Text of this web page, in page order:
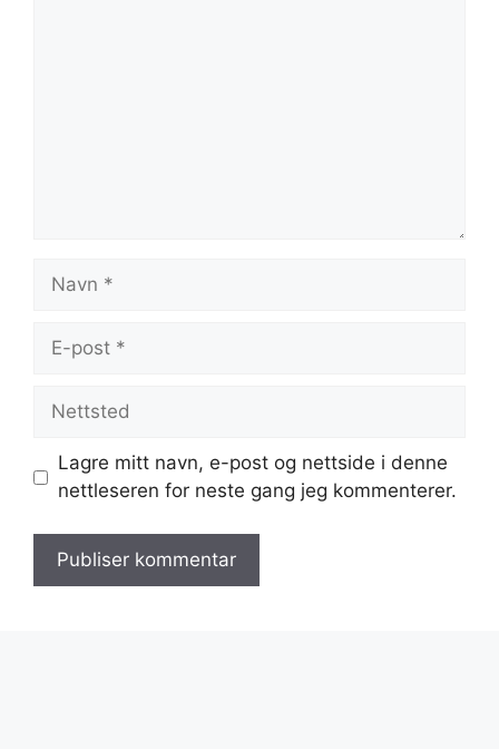
Navn
Nettsted
Lagre mitt navn, e-post og nettside i denne
nettleseren for neste gang jeg kommenterer.